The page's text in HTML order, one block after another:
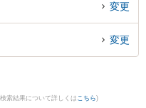
トラブルを今すぐに弁護士に相談
富な近くの弁護士を検索したい』
福島県内の弁護士に相談予約した
変更
変更
索結果について詳しくは こちら)